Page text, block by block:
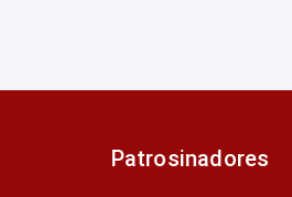
Patrosinadores